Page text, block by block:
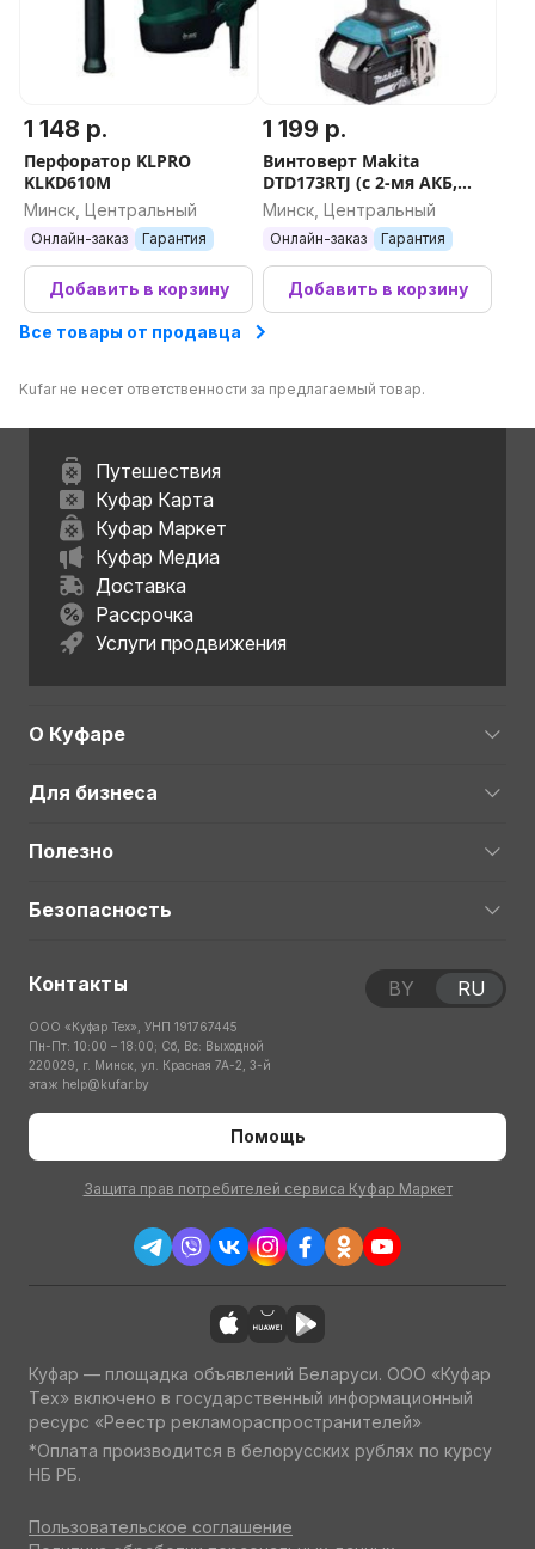
1 148 р.
Перфоратор KLPRO
KLKD610M
Минск, Центральный
Онлайн-заказ Гарантия
Добавить в корзину
1 199 р.
Винтоверт Makita
DTD173RTJ (с 2-мя АКБ,
кейс)
Минск, Центральный
Онлайн-заказ Гарантия
Добавить в корзину
Все товары от продавца
Kufar не несет ответственности за предлагаемый товар.
Путешествия
Куфар Карта
Куфар Маркет
Куфар Медиа
Доставка
Рассрочка
Услуги продвижения
О Куфаре
Для бизнеса
Полезно
Безопасность
Контакты
ООО «Куфар Тех», УНП 191767445
Пн-Пт: 10:00 – 18:00; Сб, Вс: Выходной
220029, г. Минск, ул. Красная 7А-2, 3-й
этаж help@kufar.by
Помощь
Защита прав потребителей сервиса Куфар Маркет
BY RU
Куфар — площадка объявлений Беларуси. ООО «Куфар
Тех» включено в государственный информационный
ресурс «Реестр рекламораспространителей»
*Оплата производится в белорусских рублях по курсу
НБ РБ.
Пользовательское соглашение